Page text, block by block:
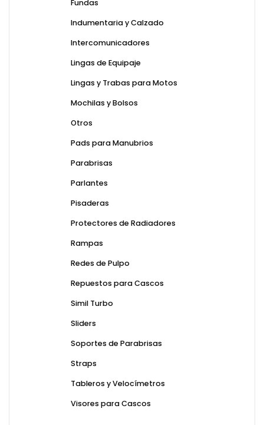
Fundas
Indumentaria y Calzado
Intercomunicadores
Lingas de Equipaje
Lingas y Trabas para Motos
Mochilas y Bolsos
Otros
Pads para Manubrios
Parabrisas
Parlantes
Pisaderas
Protectores de Radiadores
Rampas
Redes de Pulpo
Repuestos para Cascos
Simil Turbo
Sliders
Soportes de Parabrisas
Straps
Tableros y Velocímetros
Visores para Cascos